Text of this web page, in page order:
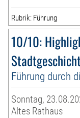
Rubrik: Führung
10/10:
Führung durch
Sonntag,
Altes Rathaus